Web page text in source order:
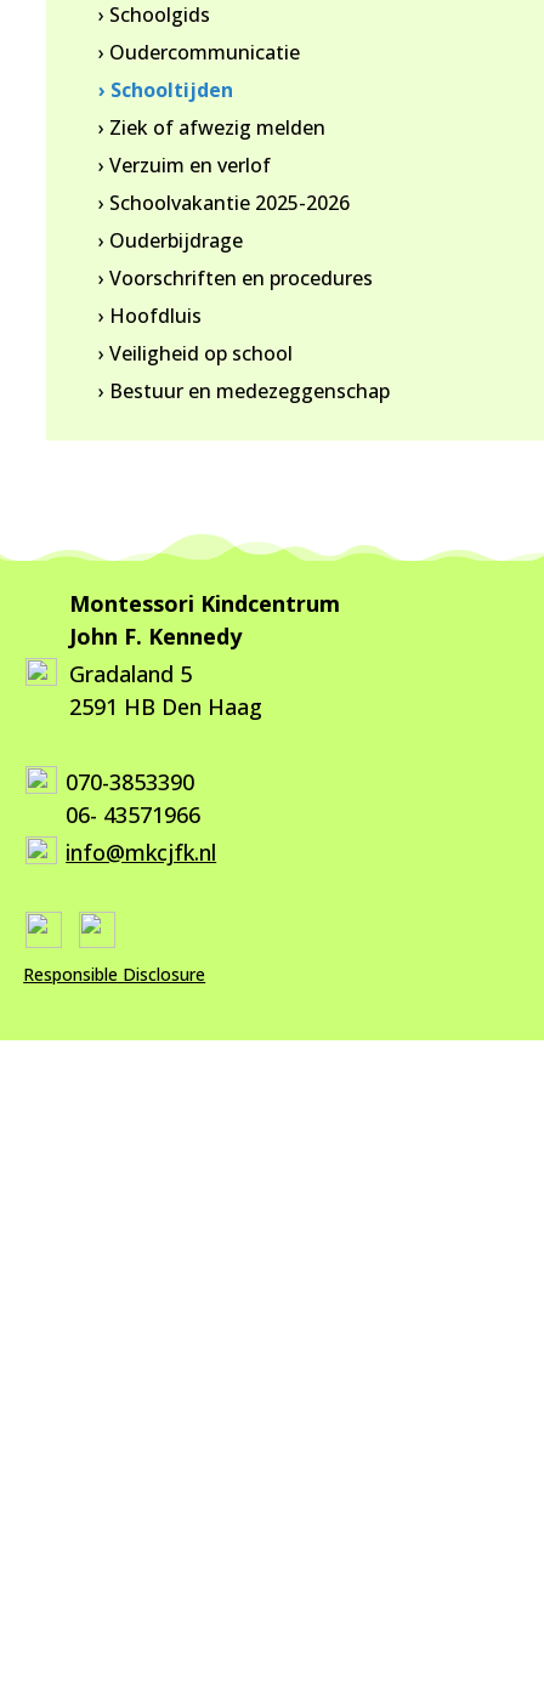
› Schoolgids
› Oudercommunicatie
› Schooltijden
› Ziek of afwezig melden
› Verzuim en verlof
› Schoolvakantie 2025-2026
› Ouderbijdrage
› Voorschriften en procedures
› Hoofdluis
› Veiligheid op school
› Bestuur en medezeggenschap
Montessori Kindcentrum
John F. Kennedy
Gradaland 5
2591 HB Den Haag
070-3853390
06- 43571966
info@mkcjfk.nl
Responsible Disclosure